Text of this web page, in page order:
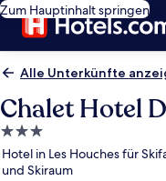
Zum Hauptinhalt springen
Alle Unterkünfte
Chalet Hotel
3.0-
Sterne-
Unterkunft
Hotel in Les Houches für
und Skiraum